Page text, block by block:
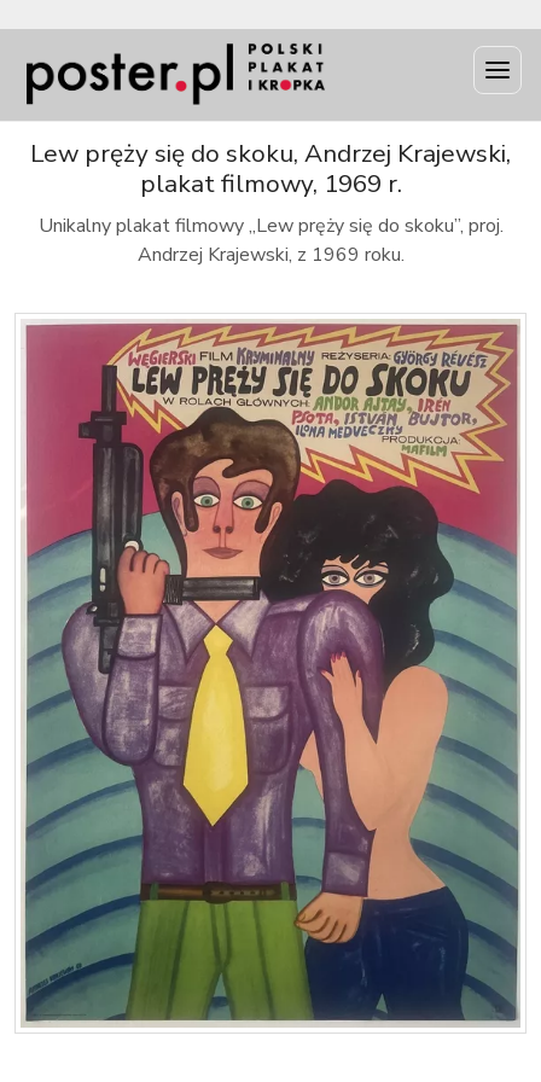
Lew pręży się do skoku, Andrzej Krajewski,
plakat filmowy, 1969 r.
Unikalny plakat filmowy „Lew pręży się do skoku”, proj.
Andrzej Krajewski, z 1969 roku.